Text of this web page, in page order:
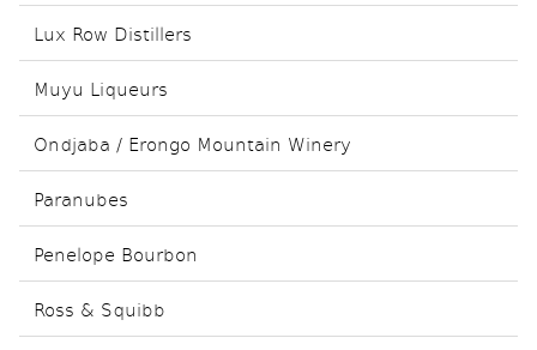
Lux Row Distillers
Muyu Liqueurs
Ondjaba / Erongo Mountain Winery
Paranubes
Penelope Bourbon
Ross & Squibb